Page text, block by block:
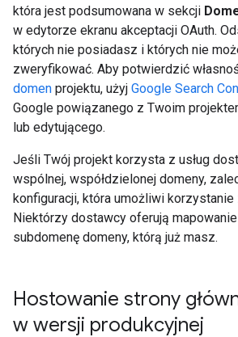
która jest podsumowana w sekcji
w edytorze ekranu akceptacji OAuth.
których nie posiadasz i których nie
zweryfikować. Aby potwierdzić
domen projektu, użyj Google Search
Google powiązanego z Twoim
lub edytującego.
Jeśli Twój projekt korzysta z usług
wspólnej, współdzielonej domeny,
konfiguracji, która umożliwi korzystanie
Niektórzy dostawcy oferują mapowanie
subdomenę domeny, którą już masz.
Hostowanie strony
w wersji produkcyjnej